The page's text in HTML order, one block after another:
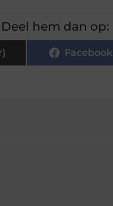
hem dan op:
Facebook